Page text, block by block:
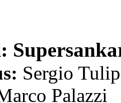
Sergio
Palazzi